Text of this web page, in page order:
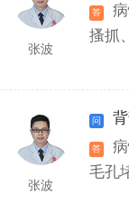
张波
病
搔抓
张波
背
病
毛孔